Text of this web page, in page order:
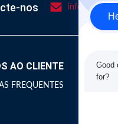
nos
AO CLIENTE
FREQUENTES
Good
for?